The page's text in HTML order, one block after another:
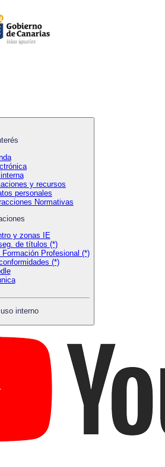
y recursos
personales
Normativas
y zonas IE
de títulos (*)
Profesional (*)
(*)
interno